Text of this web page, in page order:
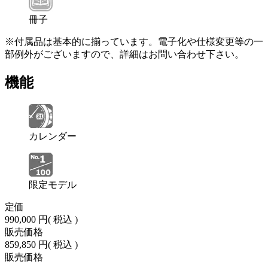
冊子
※付属品は基本的に揃っています。電子化や仕様変更等の一
部例外がございますので、詳細はお問い合わせ下さい。
機能
カレンダー
限定モデル
定価
990,000 円( 税込 )
販売価格
859,850 円( 税込 )
販売価格